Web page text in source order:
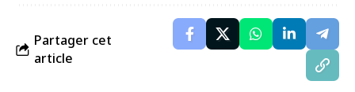
Partager cet
article